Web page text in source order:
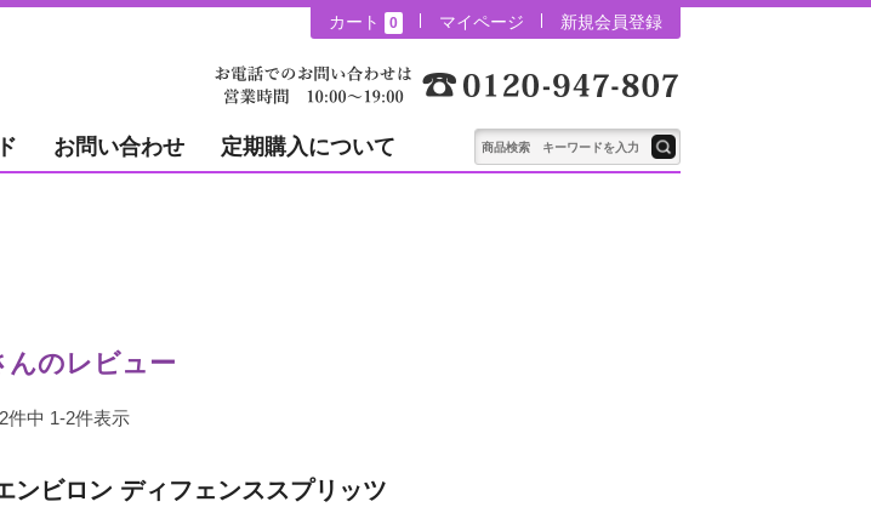
カート 0 マイページ 新規会員登録
お問い合わせ 定期購入について
んのレビュー
2件中 1-2件表示
ンビロン ディフェンススプリッツ